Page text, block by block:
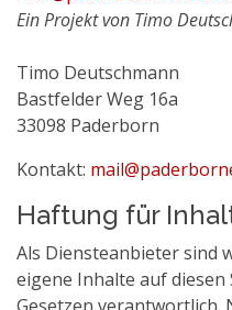
Ein Projekt von Timo
Timo Deutschmann
Bastfelder Weg 16a
33098 Paderborn
Kontakt:
Haftung für
Als Diensteanbieter sind
eigene Inhalte auf diesen